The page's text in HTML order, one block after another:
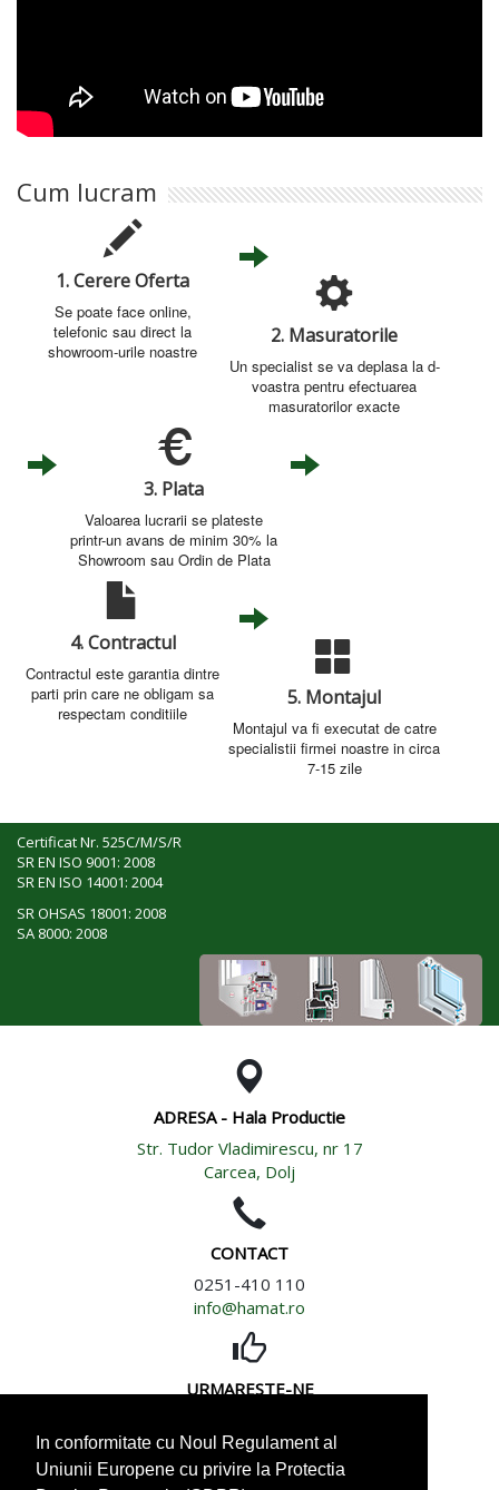
In conformitate cu Noul Regulament al
Uniunii Europene cu privire la Protectia
Cum lucram
1. Cerere Oferta
Se poate face online,
telefonic sau direct la
showroom-urile noastre
2. Masuratorile
Un specialist se va deplasa la d-
voastra pentru efectuarea
masuratorilor exacte
3. Plata
Valoarea lucrarii se plateste
printr-un avans de minim 30% la
Showroom sau Ordin de Plata
4. Contractul
Contractul este garantia dintre
parti prin care ne obligam sa
respectam conditiile
5. Montajul
Montajul va fi executat de catre
specialistii firmei noastre in circa
7-15 zile
Certificat Nr. 525C/M/S/R
SR EN ISO 9001: 2008
SR EN ISO 14001: 2004
SR OHSAS 18001: 2008
SA 8000: 2008
ADRESA - Hala Productie
Str. Tudor Vladimirescu, nr 17
Carcea, Dolj
CONTACT
0251-410 110
info@hamat.ro
URMARESTE-NE